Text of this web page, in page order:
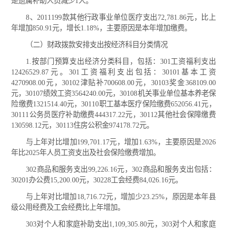
8、2011199款其他行政事业单位医疗支出72,781.86元，比上
年增加850.91元，增长1.18%，主要原因是本年增加缴费。
（二）财政拨款安排支出按经济科目分类情况
1.按部门预算支出经济分类科目，包括：301工资福利支出
12426529.87元。301工资福利支出包括：30101基本工资
4270908.00元，30102津贴补700608.00元，30103奖金368109.00
元，30107绩效工资3564240.00元，30108机关事业单位基本养老保
险缴费1321514.40元，30110职工基本医疗保险缴费652056.41元，
30111公务员医疗补助缴费444317.22元，30112其他社会保障缴费
130598.12元，30113住房公积金974178.72元。
与上年对比增加199,701.17元，增加1.63%，主要原因是2026
年比2025年人员工资支出及社会保险缴费增加。
302商品和服务支出99,226.16元，302商品和服务支出包括：
30201办公费15,200.00元，30228工会经费84,026.16元。
与上年对比增加18,716.72元，增加少23.25%，原因是本年县
级公用经费及工会经费比上年增加。
303对个人和家庭补助支出1,109,305.80元，303对个人和家庭